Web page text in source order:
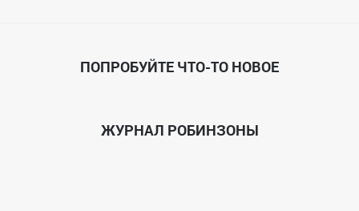
ПОПРОБУЙТЕ ЧТО-ТО НОВОЕ
ЖУРНАЛ РОБИНЗОНЫ